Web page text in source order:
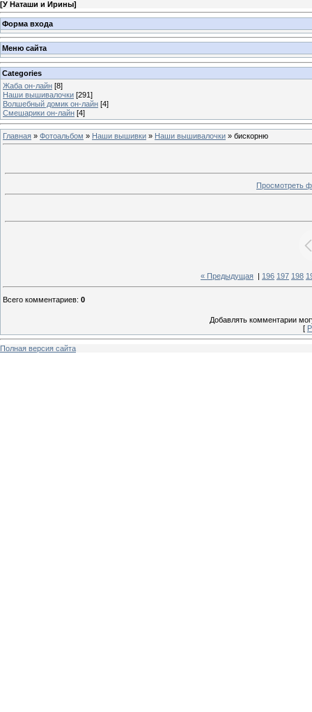
[У Наташи и Ирины]
Форма входа
Меню сайта
Categories
Жаба он-лайн [8]
Наши вышивалочки [291]
Волшебный домик он-лайн [4]
Смешарики он-лайн [4]
Главная » Фотоальбом » Наши вышивки » Наши вышивалочки » бискорню
Просмотреть
« Предыдущая 196 197 198
Всего комментариев: 0
Добавлять комментарии
[
Полная версия сайта